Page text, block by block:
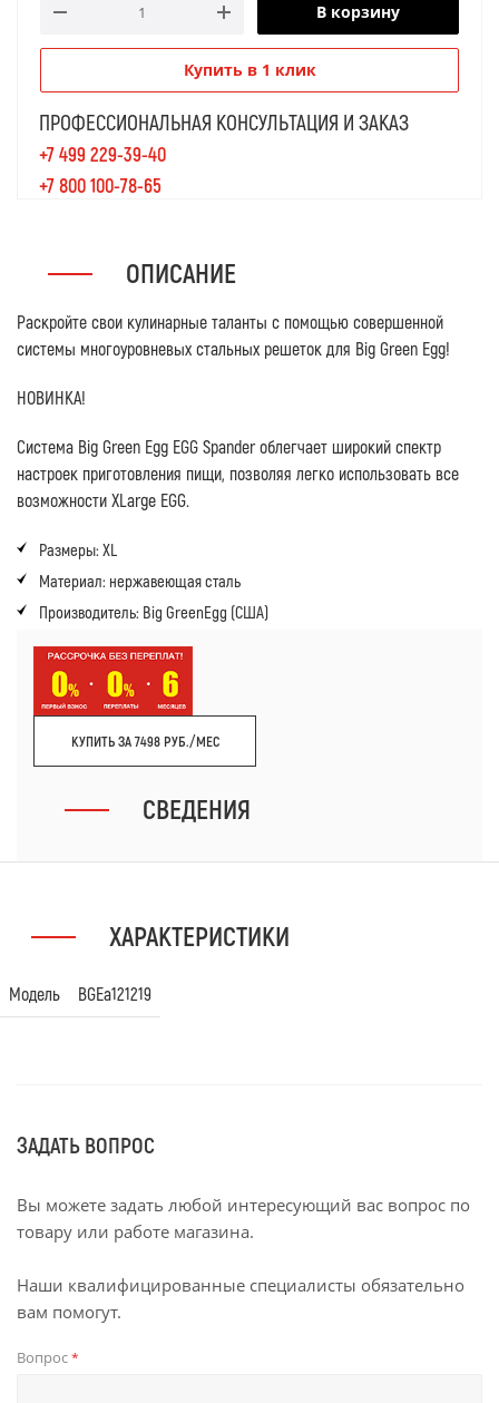
В корзину
Купить в 1 клик
ПРОФЕССИОНАЛЬНАЯ КОНСУЛЬТАЦИЯ И ЗАКАЗ
+7 499 229-39-40
+7 800 100-78-65
ОПИСАНИЕ
Раскройте свои кулинарные таланты с помощью совершенной
системы многоуровневых стальных решеток для Big Green Egg!
НОВИНКА!
Система Big Green Egg EGG Spander облегчает широкий спектр
настроек приготовления пищи, позволяя легко использовать все
возможности XLarge EGG.
Размеры: XL
Материал: нержавеющая сталь
Производитель: Big GreenEgg (США)
КУПИТЬ ЗА 7498 РУБ./МЕС
СВЕДЕНИЯ
ХАРАКТЕРИСТИКИ
Модель BGEa121219
ЗАДАТЬ ВОПРОС
Вы можете задать любой интересующий вас вопрос по
товару или работе магазина.
Наши квалифицированные специалисты обязательно
вам помогут.
Вопрос*